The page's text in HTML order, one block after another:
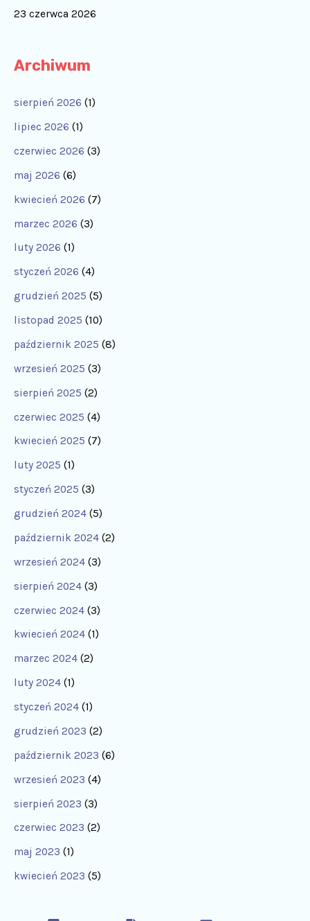
23 czerwca 2026
Archiwum
sierpień 2026 (1)
lipiec 2026 (1)
czerwiec 2026 (3)
maj 2026 (6)
kwiecień 2026 (7)
marzec 2026 (3)
luty 2026 (1)
styczeń 2026 (4)
grudzień 2025 (5)
listopad 2025 (10)
październik 2025 (8)
wrzesień 2025 (3)
sierpień 2025 (2)
czerwiec 2025 (4)
kwiecień 2025 (7)
luty 2025 (1)
styczeń 2025 (3)
grudzień 2024 (5)
październik 2024 (2)
wrzesień 2024 (3)
sierpień 2024 (3)
czerwiec 2024 (3)
kwiecień 2024 (1)
marzec 2024 (2)
luty 2024 (1)
styczeń 2024 (1)
grudzień 2023 (2)
październik 2023 (6)
wrzesień 2023 (4)
sierpień 2023 (3)
czerwiec 2023 (2)
maj 2023 (1)
kwiecień 2023 (5)